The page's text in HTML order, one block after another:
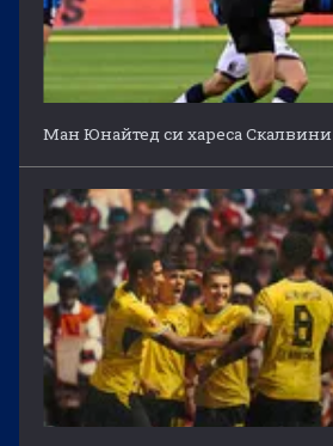
Ман Юнайтед си хареса Скалвини